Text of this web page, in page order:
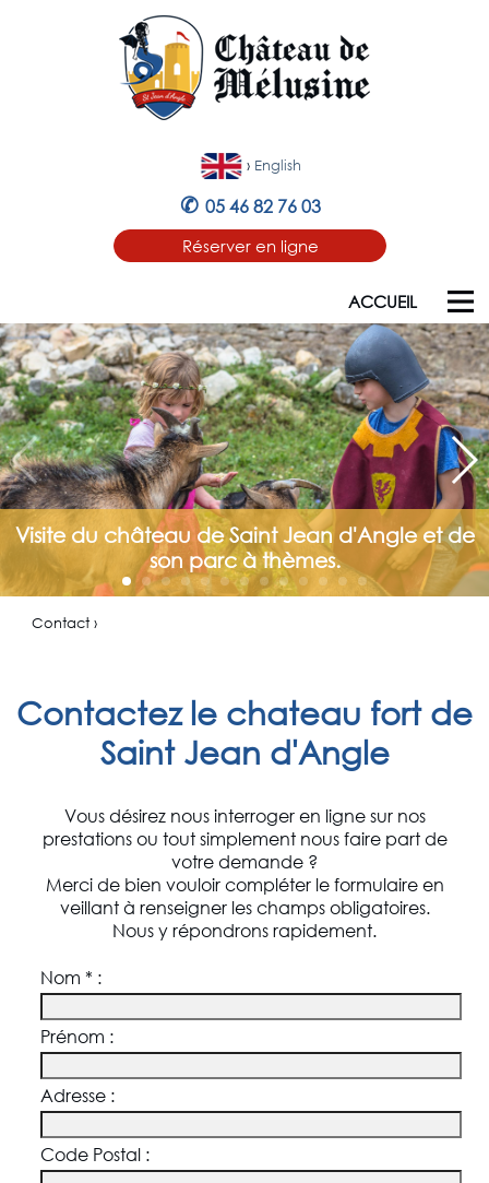
› English
✆ 05 46 82 76 03
Réserver en ligne
ACCUEIL
Visite du château de Saint Jean d'Angle et de
son parc à thèmes.
Contact ›
Contactez le chateau fort de
Saint Jean d'Angle
Vous désirez nous interroger en ligne sur nos
prestations ou tout simplement nous faire part de
votre demande ?
Merci de bien vouloir compléter le formulaire en
veillant à renseigner les champs obligatoires.
Nous y répondrons rapidement.
Nom * :
Prénom :
Adresse :
Code Postal :